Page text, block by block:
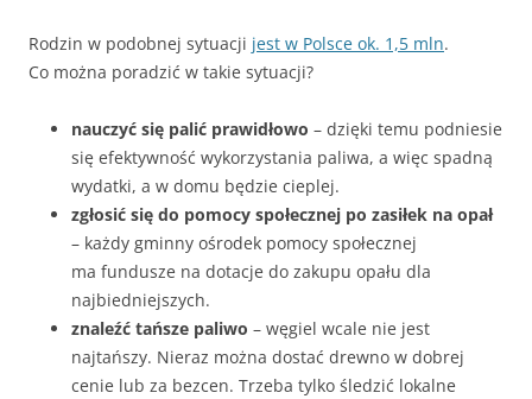
Rodzin w podobnej sytuacji jest w Polsce ok. 1,5 mln.
Co można poradzić w takie sytuacji?
nauczyć się palić prawidłowo – dzięki temu podniesie
się efektywność wykorzystania paliwa, a więc spadną
wydatki, a w domu będzie cieplej.
zgłosić się do pomocy społecznej po zasiłek na opał
– każdy gminny ośrodek pomocy społecznej
ma fundusze na dotacje do zakupu opału dla
najbiedniejszych.
znaleźć tańsze paliwo – węgiel wcale nie jest
najtańszy. Nieraz można dostać drewno w dobrej
cenie lub za bezcen. Trzeba tylko śledzić lokalne